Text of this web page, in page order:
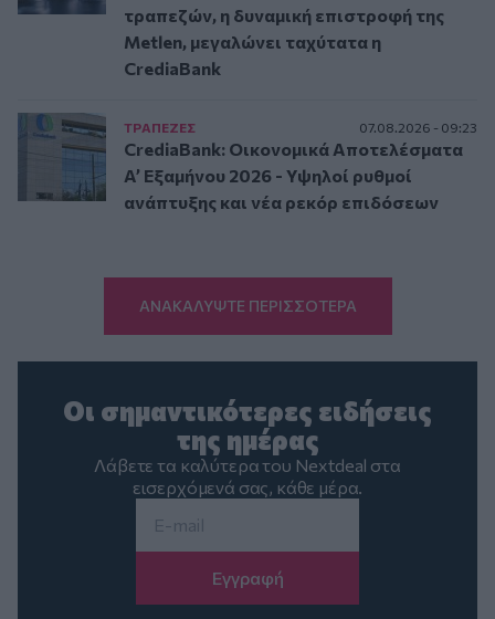
τραπεζών, η δυναμική επιστροφή της
Metlen, μεγαλώνει ταχύτατα η
CrediaBank
ΤΡAΠΕΖΕΣ 07.08.2026 - 09:23
CrediaBank: Οικονομικά Αποτελέσματα
A’ Εξαμήνου 2026 - Υψηλοί ρυθμοί
ανάπτυξης και νέα ρεκόρ επιδόσεων
ΑΝΑΚΑΛΥΨΤΕ ΠΕΡΙΣΣΟΤΕΡΑ
Οι σημαντικότερες ειδήσεις
της ημέρας
Λάβετε τα καλύτερα του Nextdeal στα
εισερχόμενά σας, κάθε μέρα.